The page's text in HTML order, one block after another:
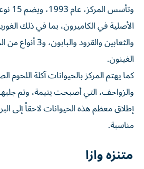
الأصلية في الكاميرون، بما في ذلك
الغينون.
كما يهتم المركز بالحيوانات آكلة اللحوم
والزواحف، التي أصبحت يتيمة، وتم
إطلاق معظم هذه الحيوانات لاحقاً إلى
مناسبة.
متنزه وازا